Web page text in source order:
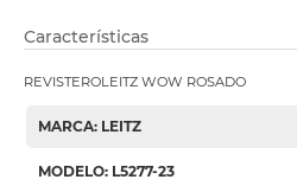
Características
REVISTEROLEITZ WOW ROSADO
MARCA: LEITZ
MODELO: L5277-23